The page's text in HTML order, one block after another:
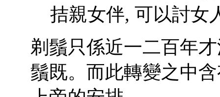
拮親女伴, 可以討女
剃鬚只係近一二百年
鬚既。而此轉變之中